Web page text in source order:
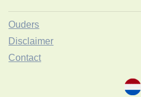
Ouders
Disclaimer
Contact